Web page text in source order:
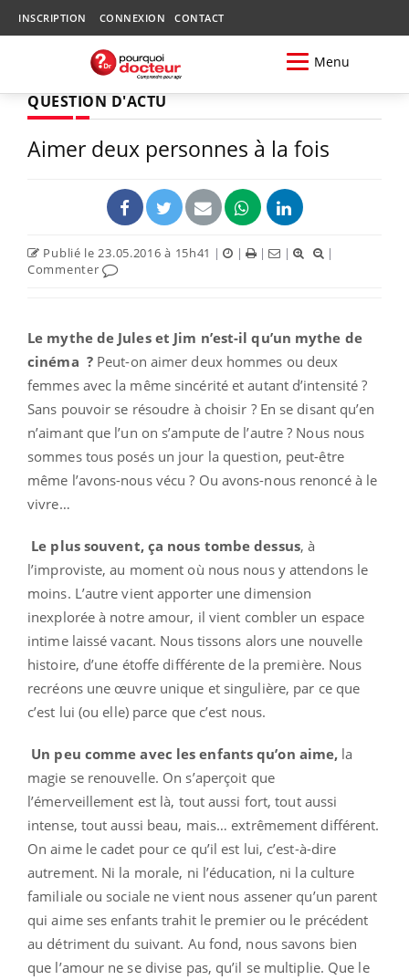
INSCRIPTION CONNEXION CONTACT
Menu
QUESTION D'ACTU
Aimer deux personnes à la fois
Publié le 23.05.2016 à 15h41 | | | |
|
Commenter
Le mythe de Jules et Jim n’est-il qu’un mythe de
cinéma ?Peut-on aimer deux hommes ou deux
femmes avec la même sincérité et autant d’intensité ?
Sans pouvoir se résoudre à choisir ? En se disant qu’en
n’aimant que l’un on s’ampute de l’autre ? Nous nous
sommes tous posés un jour la question, peut-être
même l’avons-nous vécu ? Ou avons-nous renoncé à le
vivre…
Le plus souvent, ça nous tombe dessus, à
l’improviste, au moment où nous nous y attendons le
moins. L’autre vient apporter une dimension
inexplorée à notre amour, il vient combler un espace
intime laissé vacant. Nous tissons alors une nouvelle
histoire, d’une étoffe différente de la première. Nous
recréons une œuvre unique et singulière, par ce que
c’est lui (ou elle) parce que c’est nous.
Un peu comme avec les enfants qu’on aime, la
magie se renouvelle. On s’aperçoit que
l’émerveillement est là, tout aussi fort, tout aussi
intense, tout aussi beau, mais… extrêmement différent.
On aime le cadet pour ce qu’il est lui, c’est-à-dire
autrement. Ni la morale, ni l’éducation, ni la culture
familiale ou sociale ne vient nous assener qu’un parent
qui aime ses enfants trahit le premier ou le précédent
au détriment du suivant. Au fond, nous savons bien
que l’amour ne se divise pas, qu’il se multiplie. Que le